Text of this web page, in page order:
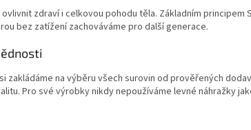
zdraví i celkovou pohodu těla. Základním principem
bez zatížení zachováváme pro další generace.
zakládáme na výběru všech surovin od prověřených
Pro své výrobky nikdy nepoužíváme levné náhražky